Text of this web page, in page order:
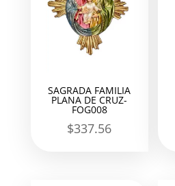
SAGRADA FAMILIA
PLANA DE CRUZ-
FOG008
$337.56